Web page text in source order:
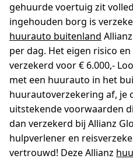
gehuurde voertuig zit
ingehouden borg is
huurauto buitenland
per dag. Het eigen risico
verzekerd voor € 6.000,-
met een huurauto in het
huurautoverzekering af, je
uitstekende voorwaarden
dan verzekerd bij Allianz
hulpverlener en
vertrouwd! Deze Allianz